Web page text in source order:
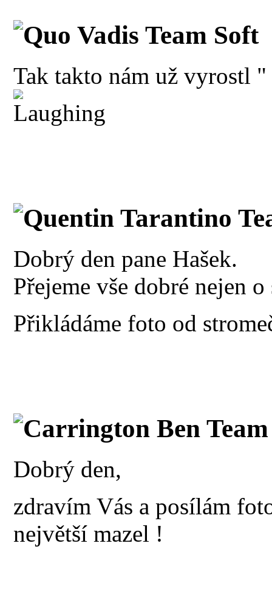
Quo Vadis Team Soft
Tak takto nám už vyrostl
Quentin Tarantino
Dobrý den pane Hašek.
Přejeme vše dobré nejen
Přikládáme foto od
Carrington Ben
Dobrý den,
zdravím Vás a posílám
největší mazel !